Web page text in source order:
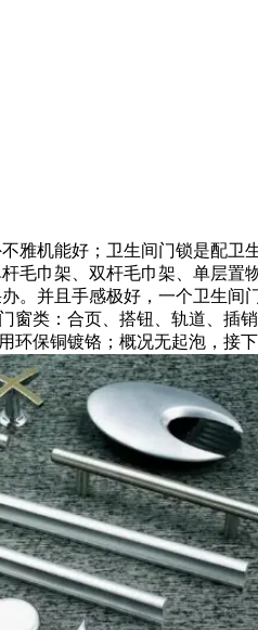
机能好；卫生间门锁是配卫
毛巾架、双杆毛巾架、单层置
并且手感极好，一个卫生间
类：合页、搭钮、轨道、插
环保铜镀铬；概况无起泡，接